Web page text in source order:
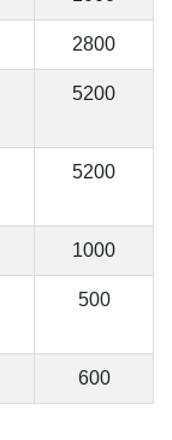
2800
5200
5200
1000
500
600